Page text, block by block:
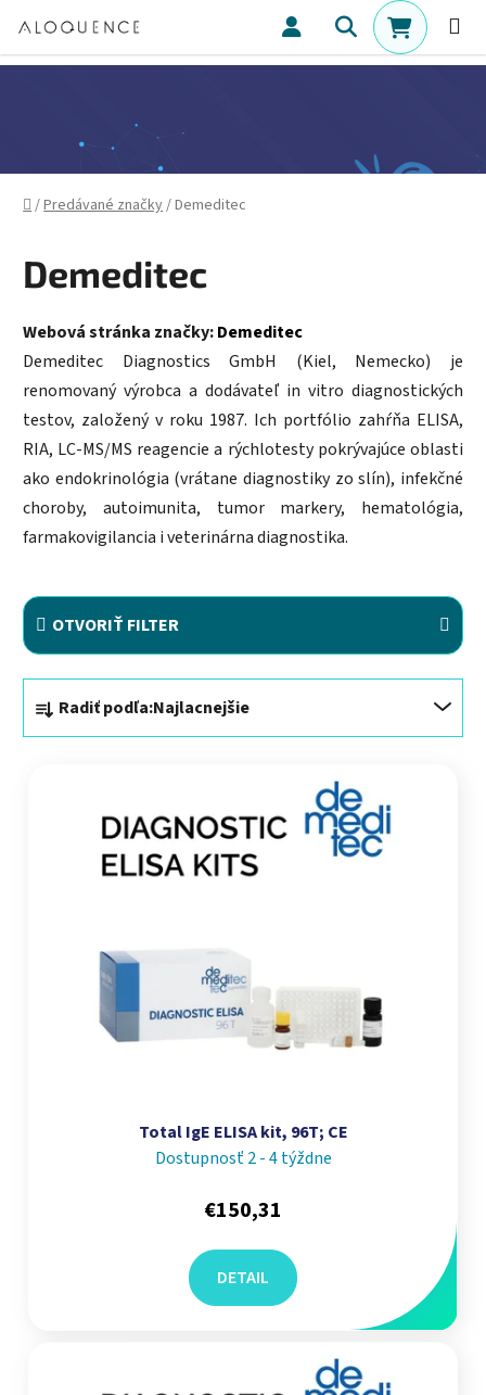
Hľadať
Domov
/Predávané značky/Demeditec
Demeditec
Webová stránka značky:Demeditec
Demeditec Diagnostics GmbH (Kiel, Nemecko) je
renomovaný výrobca a dodávateľ in vitro diagnostických
testov, založený v roku 1987. Ich portfólio zahŕňa ELISA,
RIA, LC‑MS/MS reagencie a rýchlotesty pokrývajúce oblasti
ako endokrinológia (vrátane diagnostiky zo slín), infekčné
choroby, autoimunita, tumor markery, hematológia,
farmakovigilancia i veterinárna diagnostika.
OTVORIŤ FILTER
Radenie produktov
Radiť podľa:Najlacnejšie
Total IgE ELISA kit, 96T; CE
Dostupnosť 2 - 4 týždne
€150,31
DETAIL